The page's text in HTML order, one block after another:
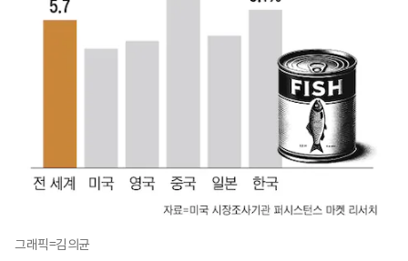
그래픽=김의균